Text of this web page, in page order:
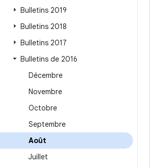
Bulletins 2019
Bulletins 2018
Bulletins 2017
Bulletins de 2016
Décembre
Novembre
Octobre
Septembre
Août
Juillet